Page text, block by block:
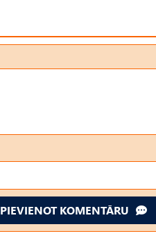
PIEVIENOT KOMENTĀRU